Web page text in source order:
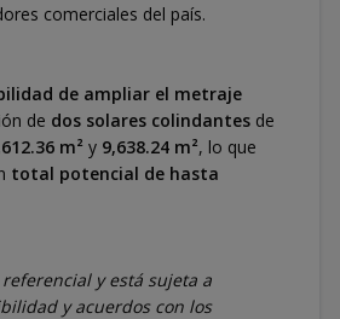
comerciales del país.
de ampliar el metraje
de dos solares colindantes de
m² y 9,638.24 m², lo que
total potencial de hasta
y está sujeta a
y acuerdos con los